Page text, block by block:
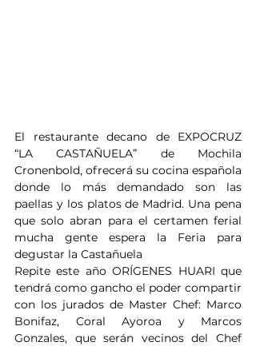
El restaurante decano de EXPOCRUZ
“LA CASTAÑUELA” de Mochila
Cronenbold, ofrecerá su cocina española
donde lo más demandado son las
paellas y los platos de Madrid. Una pena
que solo abran para el certamen ferial
mucha gente espera la Feria para
degustar la Castañuela
Repite este año ORÍGENES HUARI que
tendrá como gancho el poder compartir
con los jurados de Master Chef: Marco
Bonifaz, Coral Ayoroa y Marcos
Gonzales, que serán vecinos del Chef